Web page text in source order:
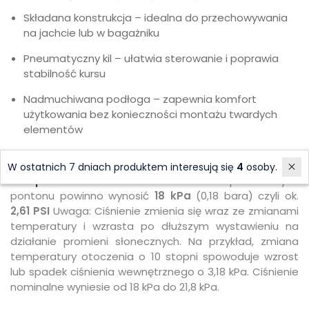
Składana konstrukcja – idealna do przechowywania
na jachcie lub w bagażniku
Pneumatyczny kil – ułatwia sterowanie i poprawia
stabilność kursu
Nadmuchiwana podłoga – zapewnia komfort
użytkowania bez konieczności montażu twardych
elementów
Pompowanie:Ciśnienie w komorach powietrznych
pontonu powinno wynosić 18 kPa (0,18 bara) czyli ok.
2,61 PSI Uwaga: Ciśnienie zmienia się wraz ze zmianami
temperatury i wzrasta po dłuższym wystawieniu na
działanie promieni słonecznych. Na przykład, zmiana
temperatury otoczenia o 10 stopni spowoduje wzrost
lub spadek ciśnienia wewnętrznego o 3,18 kPa. Ciśnienie
nominalne wyniesie od 18 kPa do 21,8 kPa.
W ostatnich 7 dniach produktem interesują się 4 osoby.